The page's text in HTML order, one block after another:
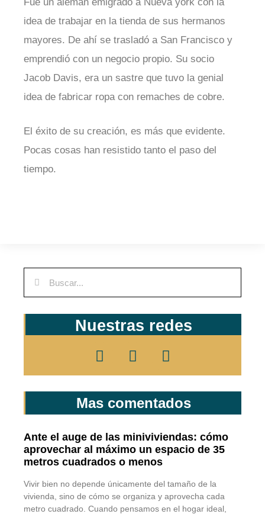
Fue un alemán emigrado a Nueva york con la
idea de trabajar en la tienda de sus hermanos
mayores. De ahí se trasladó a San Francisco y
emprendió con un negocio propio. Su socio
Jacob Davis, era un sastre que tuvo la genial
idea de fabricar ropa con remaches de cobre.
El éxito de su creación, es más que evidente.
Pocas cosas han resistido tanto el paso del
tiempo.
Nuestras redes
Mas comentados
Ante el auge de las miniviviendas: cómo
aprovechar al máximo un espacio de 35
metros cuadrados o menos
Vivir bien no depende únicamente del tamaño de la
vivienda, sino de cómo se organiza y aprovecha cada
metro cuadrado. Cuando pensamos en el hogar ideal,